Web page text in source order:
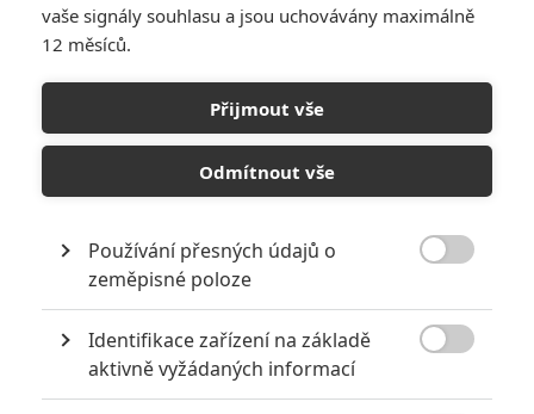
galaktický film:
Animované
trailerem
Super Mario Bros. ve
filmu: Pokračování
a první podrobnosti
Počet článků: 18 Číst další
vaše signály souhlasu a jsou uchovávány maximálně
12 měsíců.
Přijmout vše
Odmítnout vše
Používání přesných údajů o
zeměpisné poloze
Identifikace zařízení na základě
aktivně vyžádaných informací